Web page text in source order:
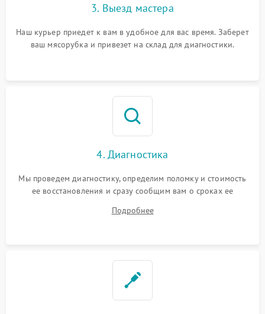
3. Выезд мастера
Наш курьер приедет к вам в удобное для вас время. Заберет
ваш мясорубка и привезет на склад для диагностики.
4. Диагностика
Мы проведем диагностику, определим поломку и стоимость
ее восстановления и сразу сообщим вам о сроках ее
Подробнее